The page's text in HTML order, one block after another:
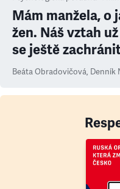
Mám manžela, o
žen. Náš vztah
se ještě
Beáta Obradovičová, Denník